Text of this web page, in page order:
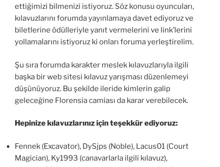
ettiğimizi bilmenizi istiyoruz. Söz konusu oyuncuları,
kılavuzlarını forumda yayınlamaya davet ediyoruz ve
biletlerine ödülleriyle yanıt vermelerini ve link’lerini
yollamalarını istiyoruz ki onları foruma yerleştirelim.
Şu sıra forumda karakter meslek kılavuzlarıyla ilgili
başka bir web sitesi kılavuz yarışması düzenlemeyi
düşünüyoruz. Bu şekilde ileride kimlerin galip
geleceğine Florensia camiası da karar verebilecek.
Hepinize kılavuzlarınız için teşekkür ediyoruz:
Fennek (Excavator), DySjps (Noble), Lacus01 (Court
Magician), Ky1993 (canavarlarla ilgili kılavuz),